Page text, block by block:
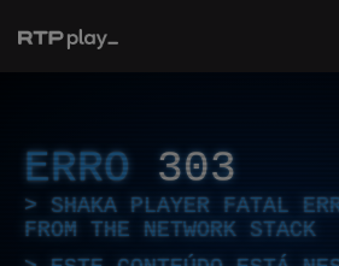
ERRO 303
SHAKA PLAYER FATAL
FROM THE NETWORK STACK